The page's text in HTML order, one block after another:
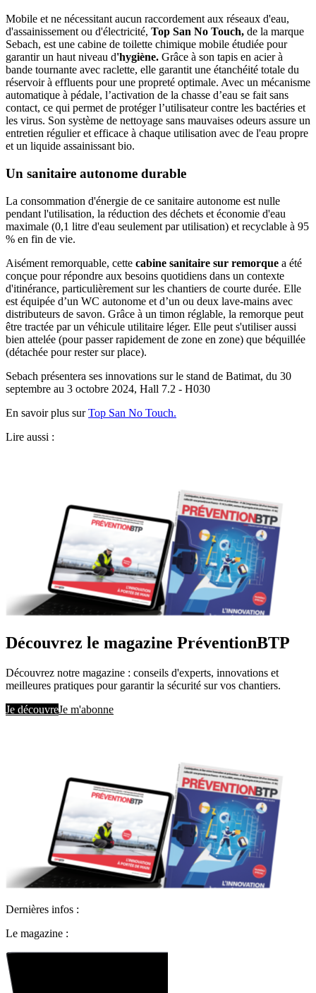
Mobile et ne nécessitant aucun raccordement aux réseaux d'eau,
d'assainissement ou d'électricité, Top San No Touch, de la marque
Sebach, est une cabine de toilette chimique mobile étudiée pour
garantir un haut niveau d'hygiène. Grâce à son tapis en acier à
bande tournante avec raclette, elle garantit une étanchéité totale du
réservoir à effluents pour une propreté optimale. Avec un mécanisme
automatique à pédale, l’activation de la chasse d’eau se fait sans
contact, ce qui permet de protéger l’utilisateur contre les bactéries et
les virus. Son système de nettoyage sans mauvaises odeurs assure un
entretien régulier et efficace à chaque utilisation avec de l'eau propre
et un liquide assainissant bio.
Un sanitaire autonome durable
La consommation d'énergie de ce sanitaire autonome est nulle
pendant l'utilisation, la réduction des déchets et économie d'eau
maximale (0,1 litre d'eau seulement par utilisation) et recyclable à 95
% en fin de vie.
Aisément remorquable, cette cabine sanitaire sur remorque a été
conçue pour répondre aux besoins quotidiens dans un contexte
d'itinérance, particulièrement sur les chantiers de courte durée. Elle
est équipée d’un WC autonome et d’un ou deux lave-mains avec
distributeurs de savon. Grâce à un timon réglable, la remorque peut
être tractée par un véhicule utilitaire léger. Elle peut s'utiliser aussi
bien attelée (pour passer rapidement de zone en zone) que béquillée
(détachée pour rester sur place).
Sebach présentera ses innovations sur le stand de Batimat, du 30
septembre au 3 octobre 2024, Hall 7.2 - H030
En savoir plus surTop San No Touch.
Lire aussi :
Découvrez le magazine PréventionBTP
Découvrez notre magazine : conseils d'experts, innovations et
meilleures pratiques pour garantir la sécurité sur vos chantiers.
Je découvreJe m'abonne
Dernières infos :
Le magazine :